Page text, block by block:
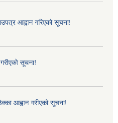
आह्वान गरिएको सूचना!
सूचना!
आह्वान गरीएको सूचना!